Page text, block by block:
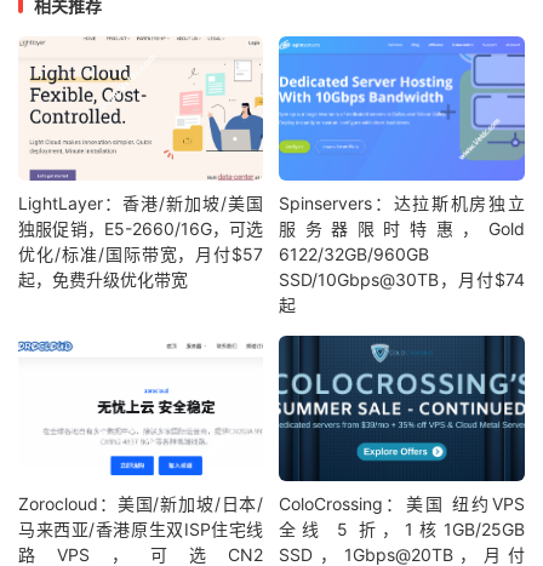
相关推荐
LightLayer：香港/新加坡/美国
独服促销，E5-2660/16G，可选
优化/标准/国际带宽，月付$57
起，免费升级优化带宽
Spinservers：达拉斯机房独立
服务器限时特惠，Gold
6122/32GB/960GB
SSD/10Gbps@30TB，月付$74
起
Zorocloud：美国/新加坡/日本/
马来西亚/香港原生双ISP住宅线
路VPS，可选CN2
ColoCrossing：美国 纽约VPS
全线 5 折，1核1GB/25GB
SSD，1Gbps@20TB，月付